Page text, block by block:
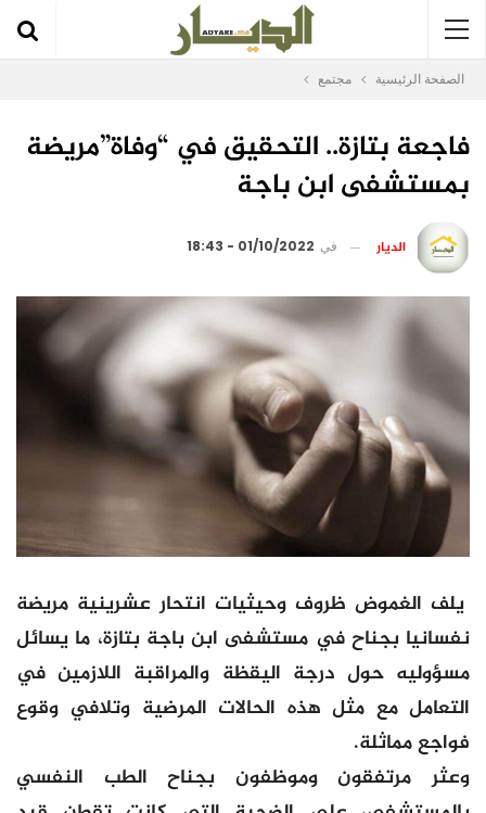
الصفحة الرئيسية مجتمع
فاجعة بتازة.. التحقيق في “وفاة”مريضة
بمستشفى ابن باجة
الديار في 01/10/2022 - 18:43
يلف الغموض ظروف وحيثيات انتحار عشرينية مريضة
نفسانيا بجناح في مستشفى ابن باجة بتازة، ما يسائل
مسؤوليه حول درجة اليقظة والمراقبة اللازمين في
التعامل مع مثل هذه الحالات المرضية وتلافي وقوع
فواجع مماثلة.
وعثر مرتفقون وموظفون بجناح الطب النفسي